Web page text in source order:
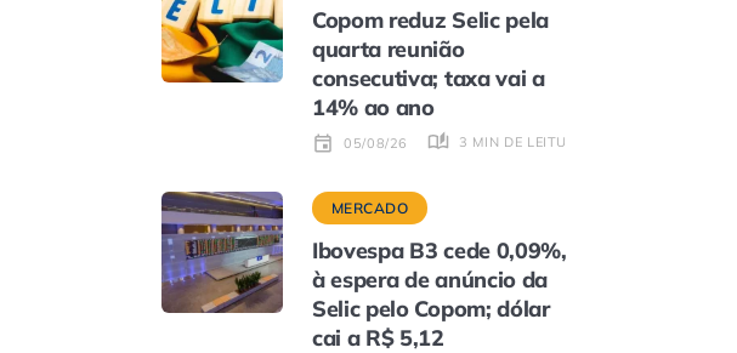
Copom reduz Selic pela
quarta reunião
consecutiva; taxa vai a
14% ao ano
05/08/26 3 MIN DE LEITURA
MERCADO
Ibovespa B3 cede 0,09%,
à espera de anúncio da
Selic pelo Copom; dólar
cai a R$ 5,12